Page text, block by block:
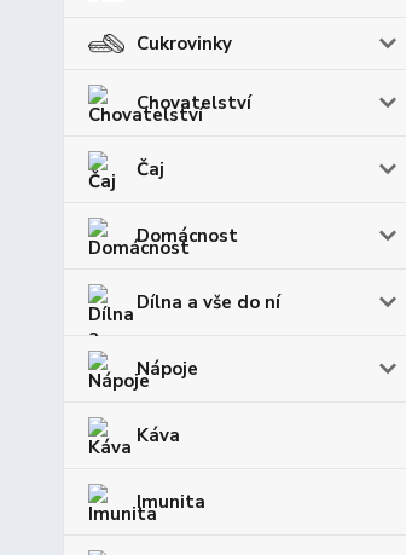
Cukrovinky
Chovatelství
Čaj
Domácnost
Dílna a vše do ní
Nápoje
Káva
Imunita